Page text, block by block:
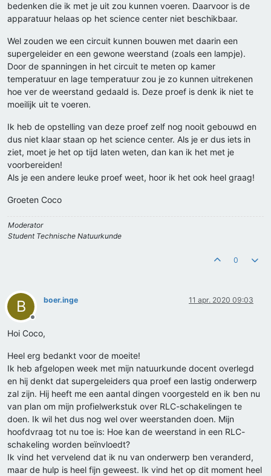
bedenken die ik met je uit zou kunnen voeren. Daarvoor is de
apparatuur helaas op het science center niet beschikbaar.
Wel zouden we een circuit kunnen bouwen met daarin een
supergeleider en een gewone weerstand (zoals een lampje).
Door de spanningen in het circuit te meten op kamer
temperatuur en lage temperatuur zou je zo kunnen uitrekenen
hoe ver de weerstand gedaald is. Deze proef is denk ik niet te
moeilijk uit te voeren.
Ik heb de opstelling van deze proef zelf nog nooit gebouwd en
dus niet klaar staan op het science center. Als je er dus iets in
ziet, moet je het op tijd laten weten, dan kan ik het met je
voorbereiden!
Als je een andere leuke proef weet, hoor ik het ook heel graag!
Groeten Coco
Moderator
Student Technische Natuurkunde
0
B
Offline
boer.inge 11 apr. 2020 09:03
Hoi Coco,
Heel erg bedankt voor de moeite!
Ik heb afgelopen week met mijn natuurkunde docent overlegd
en hij denkt dat supergeleiders qua proef een lastig onderwerp
zal zijn. Hij heeft me een aantal dingen voorgesteld en ik ben nu
van plan om mijn profielwerkstuk over RLC-schakelingen te
doen. Ik wil het dus nog wel over weerstanden doen. Mijn
hoofdvraag tot nu toe is: Hoe kan de weerstand in een RLC-
schakeling worden beïnvloedt?
Ik vind het vervelend dat ik nu van onderwerp ben veranderd,
maar de hulp is heel fijn geweest. Ik vind het op dit moment heel